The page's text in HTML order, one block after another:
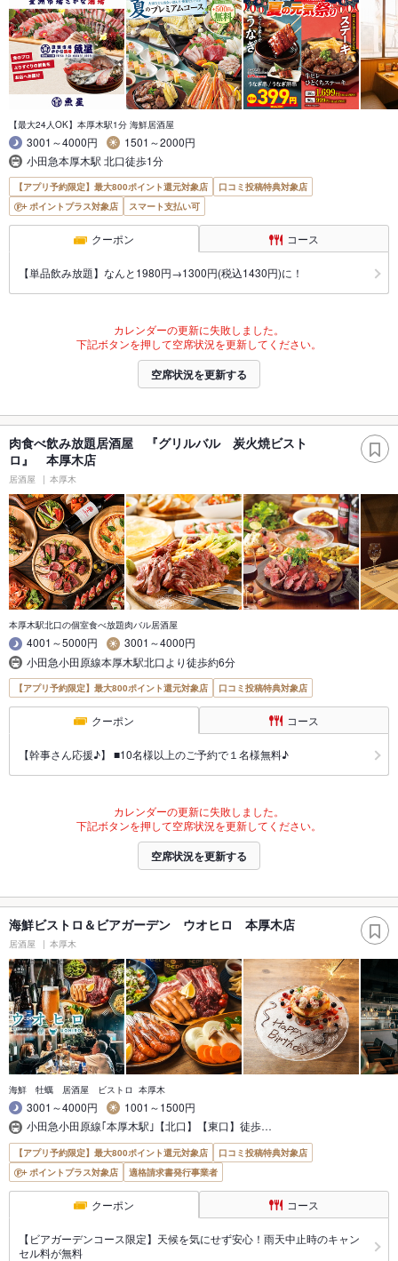
【最大24人OK】本厚木駅1分 海鮮居酒屋
3001～4000円
1501～2000円
小田急本厚木駅 北口徒歩1分
【アプリ予約限定】最大800ポイント還元対象店
口コミ投稿特典対象店
ポイントプラス対象店
スマート支払い可
クーポン コース
【単品飲み放題】なんと1980円→1300円(税込1430円)に！
カレンダーの更新に失敗しました。
下記ボタンを押して空席状況を更新してください。
空席状況を更新する
肉食べ飲み放題居酒屋 『グリルバル 炭火焼ビスト
ロ』 本厚木店
居酒屋 本厚木
本厚木駅北口の個室食べ放題肉バル居酒屋
4001～5000円
3001～4000円
小田急小田原線本厚木駅北口より徒歩約6分
【アプリ予約限定】最大800ポイント還元対象店 口コミ投稿特典対象店
クーポン コース
【幹事さん応援♪】 ■10名様以上のご予約で１名様無料♪
カレンダーの更新に失敗しました。
下記ボタンを押して空席状況を更新してください。
空席状況を更新する
海鮮ビストロ＆ビアガーデン ウオヒロ 本厚木店
居酒屋 本厚木
海鮮 牡蠣 居酒屋 ビストロ 本厚木
3001～4000円
1001～1500円
小田急小田原線｢本厚木駅｣【北口】【東口】徒歩…
【アプリ予約限定】最大800ポイント還元対象店
口コミ投稿特典対象店
ポイントプラス対象店
適格請求書発行事業者
クーポン コース
【ビアガーデンコース限定】天候を気にせず安心！雨天中止時のキャン
セル料が無料